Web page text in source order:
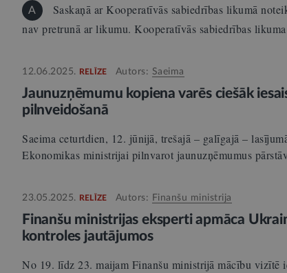
A
Saskaņā ar Kooperatīvās sabiedrības likumā
nav pretrunā ar likumu. Kooperatīvās sabiedrības
12.06.2025. RELĪZE Autors: Saeima
Jaunuzņēmumu kopiena varēs ciešāk
pilnveidošanā
Saeima ceturtdien, 12. jūnijā, trešajā – galīgajā –
Ekonomikas ministrijai pilnvarot jaunuzņēmumus
23.05.2025. RELĪZE Autors: Finanšu ministrija
Finanšu ministrijas eksperti apmāca
kontroles jautājumos
No 19. līdz 23. maijam Finanšu ministrijā mācību vizītē